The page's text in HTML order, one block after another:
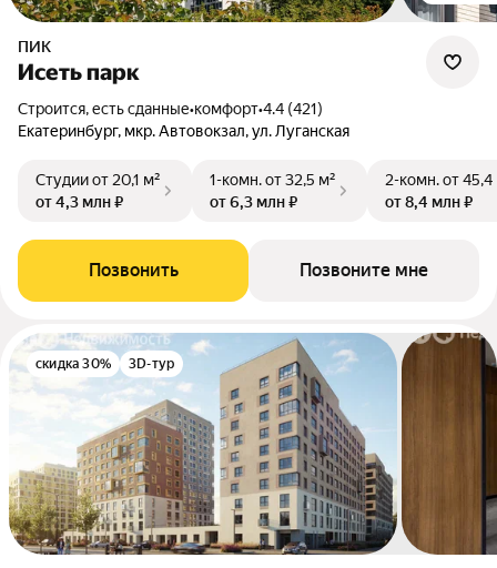
ПИК
Исеть парк
Строится, есть сданные•комфорт•4.4 (421)
Екатеринбург, мкр. Автовокзал, ул. Луганская
Студииот 20,1 м²
от 4,3 млн ₽
1-комн.от 32,5 м²
от 6,3 млн ₽
2-комн.от 45,4
от 8,4 млн ₽
Позвонить Позвоните мне
скидка 30% 3D-тур